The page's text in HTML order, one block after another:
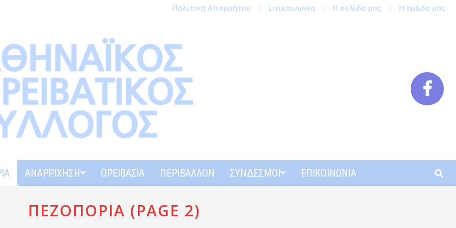
Πολιτική Απορρήτου Επικοινωνία Η σελίδα μας Η ομάδα μας
ΑΝΑΡΡΊΧΗΣΗ ΟΡΕΙΒΑΣΊΑ ΠΕΡΙΒΆΛΛΟΝ ΣΎΝΔΕΣΜΟΙ ΕΠΙΚΟΙΝΩΝΊΑ
ΠΕΖΟΠΟΡΊΑ (PAGE 2)